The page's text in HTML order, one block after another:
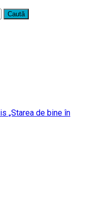
„Starea de bine în